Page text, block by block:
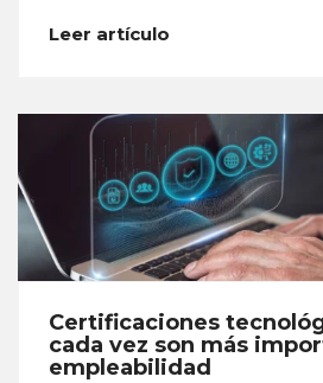
Leer artículo
Certificaciones
cada vez son más
empleabilidad